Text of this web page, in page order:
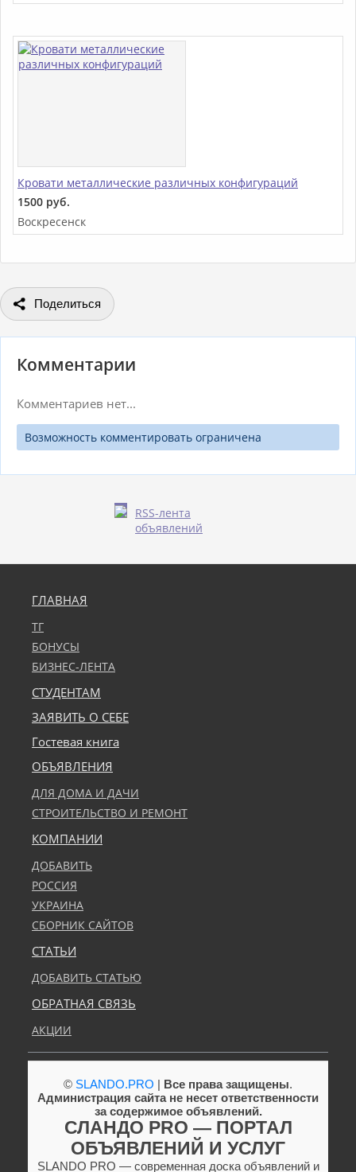
Кровати металлические различных конфигураций
1500 руб.
Воскресенск
Поделиться
Комментарии
Комментариев нет...
Возможность комментировать ограничена
RSS-лента
объявлений
ГЛАВНАЯ
ТГ
БОНУСЫ
БИЗНЕС-ЛЕНТА
СТУДЕНТАМ
ЗАЯВИТЬ О СЕБЕ
Гостевая книга
ОБЪЯВЛЕНИЯ
ДЛЯ ДОМА И ДАЧИ
СТРОИТЕЛЬСТВО И РЕМОНТ
КОМПАНИИ
ДОБАВИТЬ
РОССИЯ
УКРАИНА
СБОРНИК САЙТОВ
СТАТЬИ
ДОБАВИТЬ СТАТЬЮ
ОБРАТНАЯ СВЯЗЬ
АКЦИИ
© SLANDO.PRO | Все права защищены.
Администрация сайта не несет ответственности
за содержимое объявлений.
СЛАНДО PRO — ПОРТАЛ
ОБЪЯВЛЕНИЙ И УСЛУГ
SLANDO PRO — современная доска объявлений и